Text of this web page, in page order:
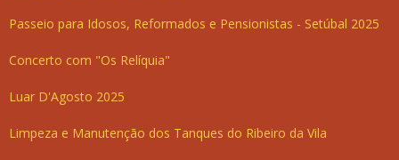
Passeio para Idosos, Reformados e Pensionistas - Setúbal 2025
Concerto com "Os Relíquia"
Luar D'Agosto 2025
Limpeza e Manutenção dos Tanques do Ribeiro da Vila